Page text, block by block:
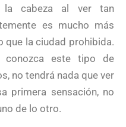
cabeza al ver tan
es mucho más
que la ciudad prohibida.
conozca este tipo de
no tendrá nada que ver
primera sensación, no
de lo otro.